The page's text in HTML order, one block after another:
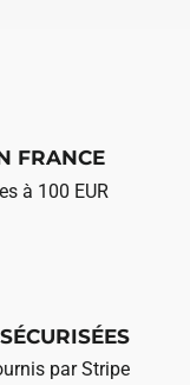
FRANCE
à 100 EUR
par Stripe